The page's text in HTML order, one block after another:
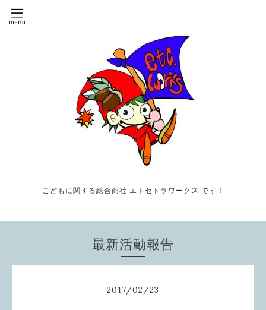
こどもに関する総合商社 エトセトラワークス です！
最新活動報告
2017/02/23